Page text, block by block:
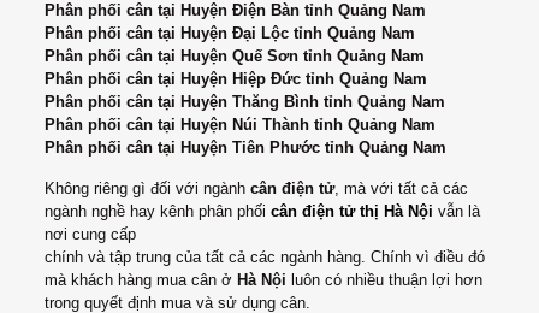
Phân phối cân tại Huyện Điện Bàn tỉnh Quảng Nam
Phân phối cân tại Huyện Đại Lộc tỉnh Quảng Nam
Phân phối cân tại Huyện Quế Sơn tỉnh Quảng Nam
Phân phối cân tại Huyện Hiệp Đức tỉnh Quảng Nam
Phân phối cân tại Huyện Thăng Bình tỉnh Quảng Nam
Phân phối cân tại Huyện Núi Thành tỉnh Quảng Nam
Phân phối cân tại Huyện Tiên Phước tỉnh Quảng Nam
Không riêng gì đối với ngành cân điện tử, mà với tất cả các
ngành nghề hay kênh phân phối cân điện tử thị Hà Nội vẫn là
nơi cung cấp
chính và tập trung của tất cả các ngành hàng. Chính vì điều đó
mà khách hàng mua cân ở Hà Nội luôn có nhiều thuận lợi hơn
trong quyết định mua và sử dụng cân.